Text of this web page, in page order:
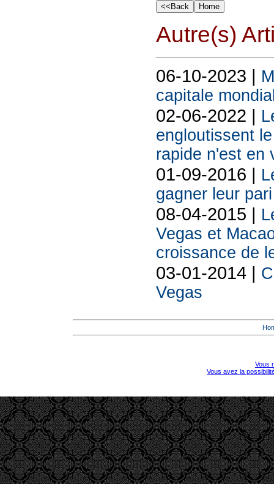
Autre(s)
06-10-2023 |
capitale
02-06-2022 |
engloutissent
rapide n'est en
01-09-2016 |
gagner leur
08-04-2015 |
Vegas et
croissance de
03-01-2014 |
Vegas
Vous
Vous avez la